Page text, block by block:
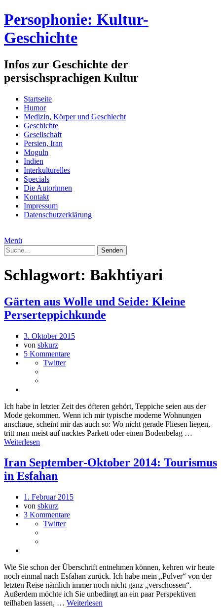
Persophonie: Kultur-
Geschichte
Infos zur Geschichte der
persischsprachigen Kultur
Startseite
Humor
Medizin, Körper und Geschlecht
Geschichte
Gesellschaft
Persien, Iran
Moguln
Indien
Interkulturelles
Specials
Die Autorinnen
Kontakt
Impressum
Datenschutzerklärung
Menü
Schlagwort: Bakhtiyari
Gärten aus Wolle und Seide: Kleine
Perserteppichkunde
3. Oktober 2015
von sbkurz
5 Kommentare
Twitter
Ich habe in letzter Zeit des öfteren gehört, Teppiche seien aus der
Mode gekommen. Wenn ich mir typische moderne Wohnungen
anschaue, scheint mir das auch so: Wo nicht gerade Fliesen liegen,
tritt man meist auf nacktes Parkett oder einen Bodenbelag …
Weiterlesen
Iran September-Oktober 2014: Tourismus
in Esfahan
1. Februar 2015
von sbkurz
3 Kommentare
Twitter
Wie Sie schon der Überschrift entnehmen können, kehren wir heute
noch einmal nach Esfahan zurück. Ich habe mein „Pulver“ von der
letzten Reise nämlich immer noch nicht ganz „verschossen“.
Außerdem möchte ich Sie unbedingt an ein paar Perspektiven
teilhaben lassen, … Weiterlesen